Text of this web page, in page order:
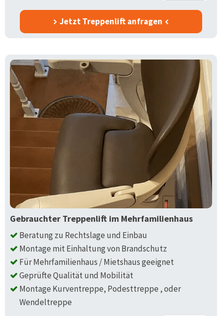
Jetzt Treppenlift anfragen
Gebrauchter Treppenlift im Mehrfamilienhaus
Beratung zu Rechtslage und Einbau
Montage mit Einhaltung von Brandschutz
Für Mehrfamilienhaus / Mietshaus geeignet
Geprüfte Qualität und Mobilität
Montage Kurventreppe, Podesttreppe , oder
Wendeltreppe